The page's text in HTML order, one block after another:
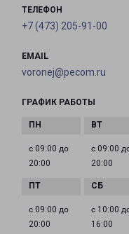
ТЕЛЕФОН
+7 (473) 205-91-00
EMAIL
voronej@pecom.ru
ГРАФИК РАБОТЫ
с 09:00 до
20:00
с 09:00
20:00
с 09:00 до
20:00
с 10:00
16:00